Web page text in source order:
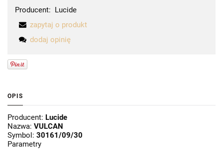
Producent: Lucide
zapytaj o produkt
dodaj opinię
OPIS
Producent: Lucide
Nazwa: VULCAN
Symbol: 30161/09/30
Parametry